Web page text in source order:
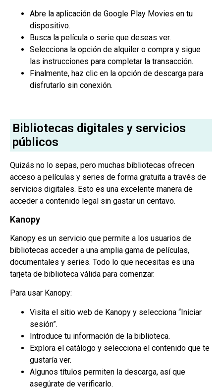
Abre la aplicación de Google Play Movies en tu
dispositivo.
Busca la película o serie que deseas ver.
Selecciona la opción de alquiler o compra y sigue
las instrucciones para completar la transacción.
Finalmente, haz clic en la opción de descarga para
disfrutarlo sin conexión.
Bibliotecas digitales y servicios
públicos
Quizás no lo sepas, pero muchas bibliotecas ofrecen
acceso a películas y series de forma gratuita a través de
servicios digitales. Esto es una excelente manera de
acceder a contenido legal sin gastar un centavo.
Kanopy
Kanopy es un servicio que permite a los usuarios de
bibliotecas acceder a una amplia gama de películas,
documentales y series. Todo lo que necesitas es una
tarjeta de biblioteca válida para comenzar.
Para usar Kanopy:
Visita el sitio web de Kanopy y selecciona “Iniciar
sesión”.
Introduce tu información de la biblioteca.
Explora el catálogo y selecciona el contenido que te
gustaría ver.
Algunos títulos permiten la descarga, así que
asegúrate de verificarlo.